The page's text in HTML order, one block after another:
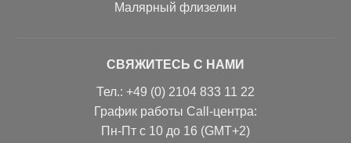
Малярный флизелин
СВЯЖИТЕСЬ С НАМИ
Тел.: +49 (0) 2104 833 11 22
График работы Call-центра:
Пн-Пт с 10 до 16 (GMT+2)